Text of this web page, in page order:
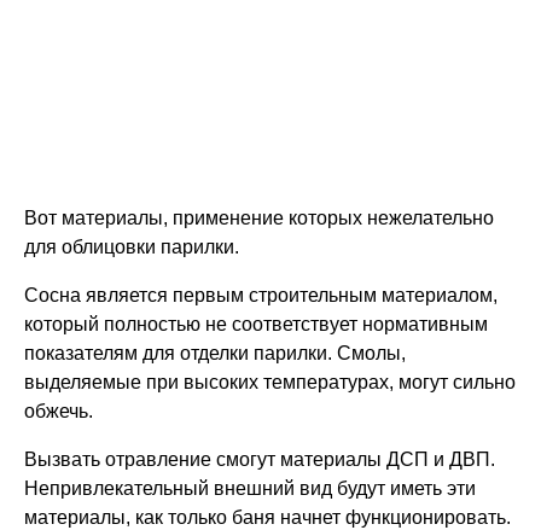
Вот материалы, применение которых нежелательно
для облицовки парилки.
Сосна является первым строительным материалом,
который полностью не соответствует нормативным
показателям для отделки парилки. Смолы,
выделяемые при высоких температурах, могут сильно
обжечь.
Вызвать отравление смогут материалы ДСП и ДВП.
Непривлекательный внешний вид будут иметь эти
материалы, как только баня начнет функционировать.